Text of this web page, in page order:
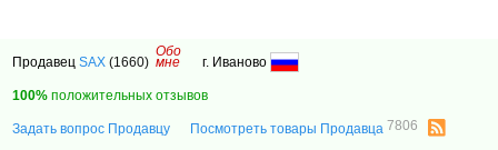
ПродавецSAX (1660)
Обо
мне г. Иваново
100% положительных отзывов
Задать вопрос Продавцу Посмотреть товары Продавца 7806